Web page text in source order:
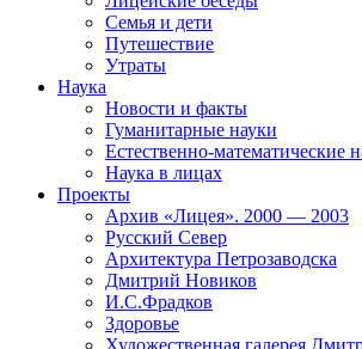
Семья и дети
Путешествие
Утраты
Наука
Новости и факты
Гуманитарные науки
Естественно-математические
Наука в лицах
Проекты
Архив «Лицея». 2000 — 2003
Русский Север
Архитектура Петрозаводска
Дмитрий Новиков
И.С.Фрадков
Здоровье